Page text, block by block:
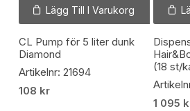
Lägg Till I Varukorg
CL Pump för 5 liter dunk
Diamond
Artikelnr: 21694
108 kr
(18 st/
1 095